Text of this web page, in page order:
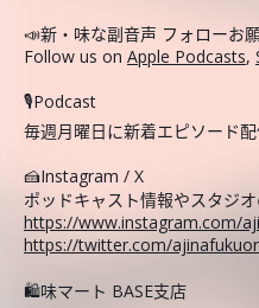
📣新・味な副音声 フォローお
Follow us on Apple Podcasts,
🎙️Podcast
毎週月曜日に新着エピソード
🍰Instagram / X
ポッドキャスト情報やスタジ
https://www.instagram.com/
https://twitter.com/
🛍️味マート BASE支店